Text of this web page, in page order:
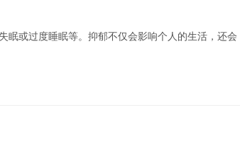
眠或过度睡眠等。抑郁不仅会影响个人的生活，还会